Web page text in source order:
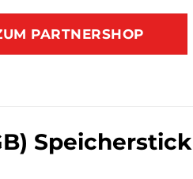
PARTNERSHOP